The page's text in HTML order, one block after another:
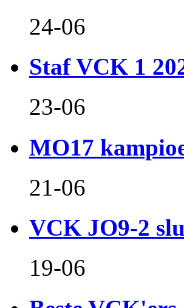
24-06
Staf VCK 1
23-06
MO17
21-06
VCK JO9-2
19-06